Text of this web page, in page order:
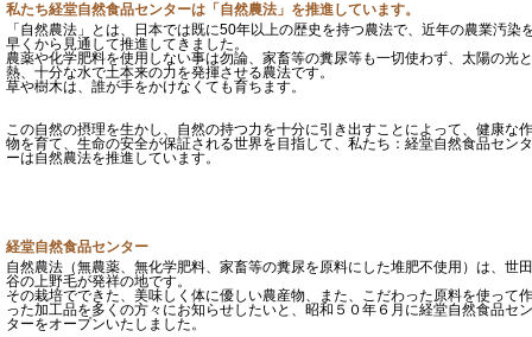
私たち経堂自然食品センターは「自然農法」を推進しています。
「自然農法」とは、日本では既に50年以上の歴史を持つ農法で、近年の農業汚染
早くから見通して推進してきました。
農薬や化学肥料を使用しない事は勿論、家畜等の糞尿等も一切使わず、太陽の光と
熱、十分な水で土本来の力を発揮させる農法です。
草や樹木は、誰が手をかけなくても育ちます。
この自然の摂理を生かし、自然の持つ力を十分に引き出すことによって、健康な作
物を育て、生命の安全が保証される世界を目指して、私たち：経堂自然食品センタ
ーは自然農法を推進しています。
経堂自然食品センター
自然農法（無農薬、無化学肥料、家畜等の糞尿を原料にした堆肥不使用）は、世田
谷の上野毛が発祥の地です。
その栽培でできた、美味しく体に優しい農産物、また、こだわった原料を使って作
った加工品を多くの方々にお知らせしたいと、昭和５０年６月に経堂自然食品セン
ターをオープンいたしました。